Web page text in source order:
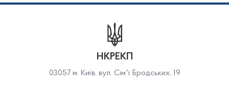
НКРЕКП
03057 м. Київ, вул. Сімʼї Бродських, 19